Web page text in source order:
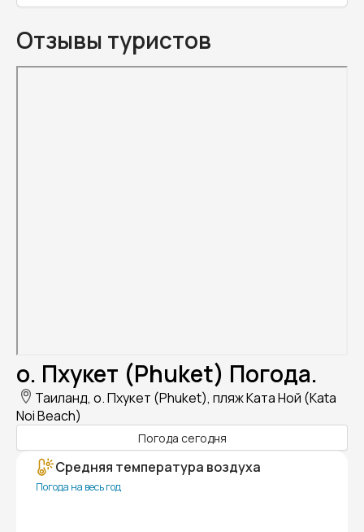
Отзывы туристов
о. Пхукет (Phuket) Погода.
Таиланд, о. Пхукет (Phuket), пляж Ката Ной (Kata
Noi Beach)
Погода сегодня
Средняя температура воздуха
Погода на весь год